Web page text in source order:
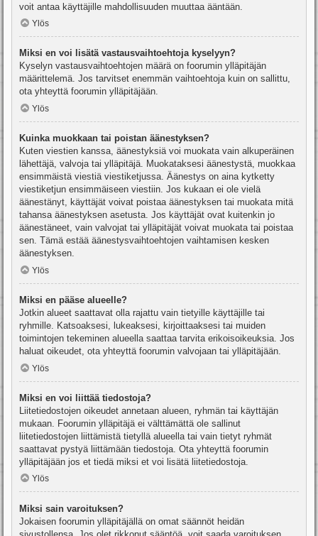
voit antaa käyttäjille mahdollisuuden muuttaa ääntään.
Ylös
Miksi en voi lisätä vastausvaihtoehtoja kyselyyn?
Kyselyn vastausvaihtoehtojen määrä on foorumin ylläpitäjän
määrittelemä. Jos tarvitset enemmän vaihtoehtoja kuin on sallittu,
ota yhteyttä foorumin ylläpitäjään.
Ylös
Kuinka muokkaan tai poistan äänestyksen?
Kuten viestien kanssa, äänestyksiä voi muokata vain alkuperäinen
lähettäjä, valvoja tai ylläpitäjä. Muokataksesi äänestystä, muokkaa
ensimmäistä viestiä viestiketjussa. Äänestys on aina kytketty
viestiketjun ensimmäiseen viestiin. Jos kukaan ei ole vielä
äänestänyt, käyttäjät voivat poistaa äänestyksen tai muokata mitä
tahansa äänestyksen asetusta. Jos käyttäjät ovat kuitenkin jo
äänestäneet, vain valvojat tai ylläpitäjät voivat muokata tai poistaa
sen. Tämä estää äänestysvaihtoehtojen vaihtamisen kesken
äänestyksen.
Ylös
Miksi en pääse alueelle?
Jotkin alueet saattavat olla rajattu vain tietyille käyttäjille tai
ryhmille. Katsoaksesi, lukeaksesi, kirjoittaaksesi tai muiden
toimintojen tekeminen alueella saattaa tarvita erikoisoikeuksia. Jos
haluat oikeudet, ota yhteyttä foorumin valvojaan tai ylläpitäjään.
Ylös
Miksi en voi liittää tiedostoja?
Liitetiedostojen oikeudet annetaan alueen, ryhmän tai käyttäjän
mukaan. Foorumin ylläpitäjä ei välttämättä ole sallinut
liitetiedostojen liittämistä tietyllä alueella tai vain tietyt ryhmät
saattavat pystyä liittämään tiedostoja. Ota yhteyttä foorumin
ylläpitäjään jos et tiedä miksi et voi lisätä liitetiedostoja.
Ylös
Miksi sain varoituksen?
Jokaisen foorumin ylläpitäjällä on omat säännöt heidän